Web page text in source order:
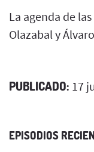
La agenda de
Olazabal y
PUBLICADO: 17
EPISODIOS